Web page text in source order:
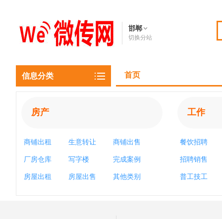
邯郸
切换分站
信息分类 首页
房产
商铺出租 生意转让 商铺出售
厂房仓库 写字楼 完成案例
房屋出租 房屋出售 其他类别
工作
餐饮招聘
招聘销售
普工技工